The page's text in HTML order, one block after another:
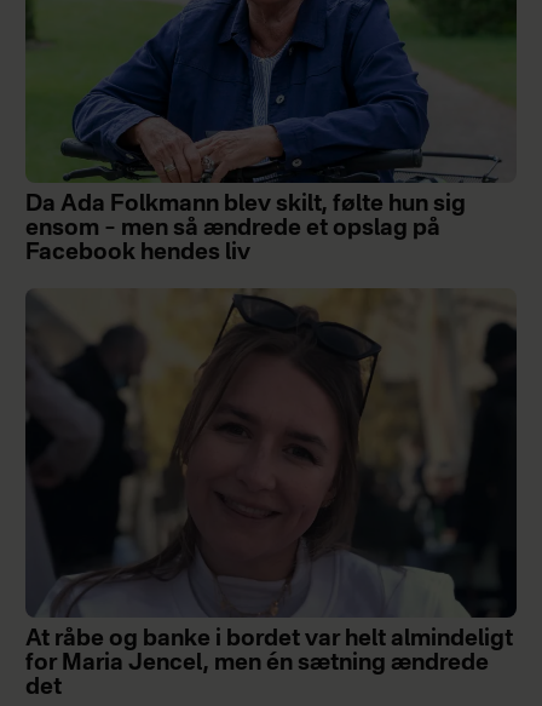
Da Ada Folkmann blev skilt, følte hun sig
ensom – men så ændrede et opslag på
Facebook hendes liv
At råbe og banke i bordet var helt almindeligt
for Maria Jencel, men én sætning ændrede
det